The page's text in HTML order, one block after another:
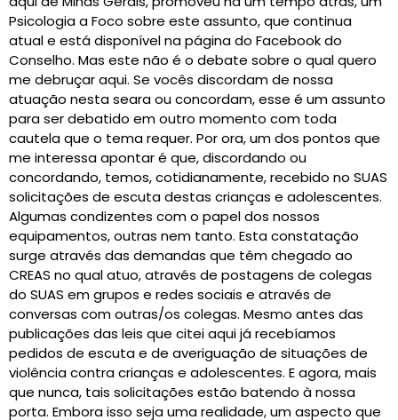
Psicologia a Foco sobre este assunto, que continua
atual e está disponível na página do Facebook do
Conselho. Mas este não é o debate sobre o qual quero
me debruçar aqui. Se vocês discordam de nossa
atuação nesta seara ou concordam, esse é um assunto
para ser debatido em outro momento com toda
cautela que o tema requer. Por ora, um dos pontos que
me interessa apontar é que, discordando ou
concordando, temos, cotidianamente, recebido no SUAS
solicitações de escuta destas crianças e adolescentes.
Algumas condizentes com o papel dos nossos
equipamentos, outras nem tanto. Esta constatação
surge através das demandas que têm chegado ao
CREAS no qual atuo, através de postagens de colegas
do SUAS em grupos e redes sociais e através de
conversas com outras/os colegas. Mesmo antes das
publicações das leis que citei aqui já recebíamos
pedidos de escuta e de averiguação de situações de
violência contra crianças e adolescentes. E agora, mais
que nunca, tais solicitações estão batendo à nossa
porta. Embora isso seja uma realidade, um aspecto que